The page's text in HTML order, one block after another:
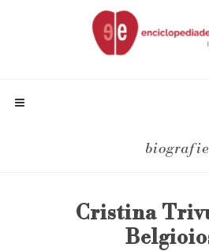
biografie
Cristina